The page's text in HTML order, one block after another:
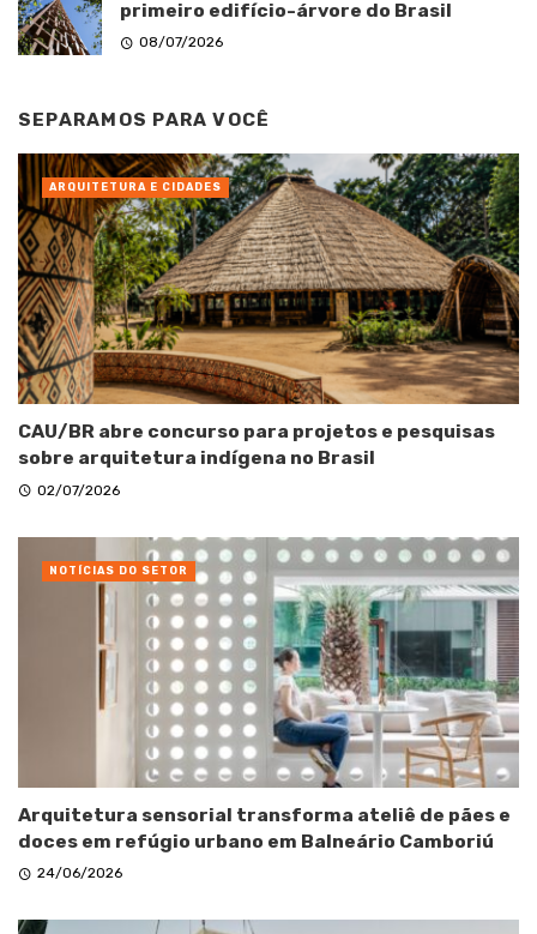
primeiro edifício-árvore do Brasil
08/07/2026
SEPARAMOS PARA VOCÊ
CAU/BR abre concurso para projetos e pesquisas
sobre arquitetura indígena no Brasil
02/07/2026
ARQUITETURA E CIDADES
Arquitetura sensorial transforma ateliê de pães e
doces em refúgio urbano em Balneário Camboriú
24/06/2026
NOTÍCIAS DO SETOR